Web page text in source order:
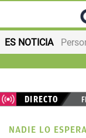
ES NOTICIA
DIRECTO
NADIE LO